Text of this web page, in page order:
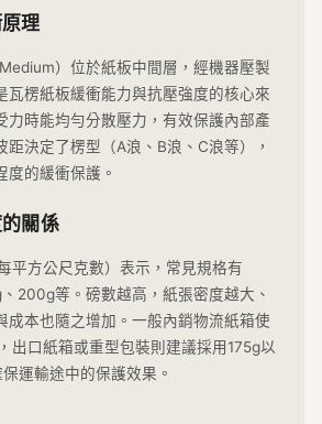
理
）位於紙板中間層，經機器壓製
瓦楞紙板緩衝能力與抗壓強度的核心來
力時能均勻分散壓力，有效保護內部產
距決定了楞型（A浪、B浪、C浪等），
度的緩衝保護。
關係
平方公尺克數）表示，常見規格有
200g等。磅數越高，紙張密度越大、
成本也隨之增加。一般內銷物流紙箱使
出口紙箱或重型包裝則建議採用175g以
運輸途中的保護效果。